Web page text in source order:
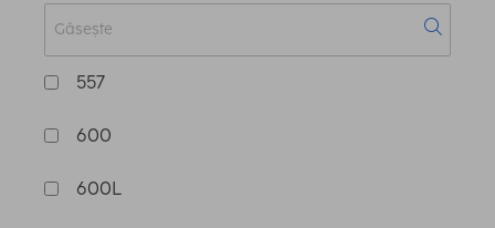
557
600
600L